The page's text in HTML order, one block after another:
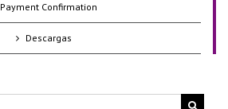
Payment Confirmation
Descargas